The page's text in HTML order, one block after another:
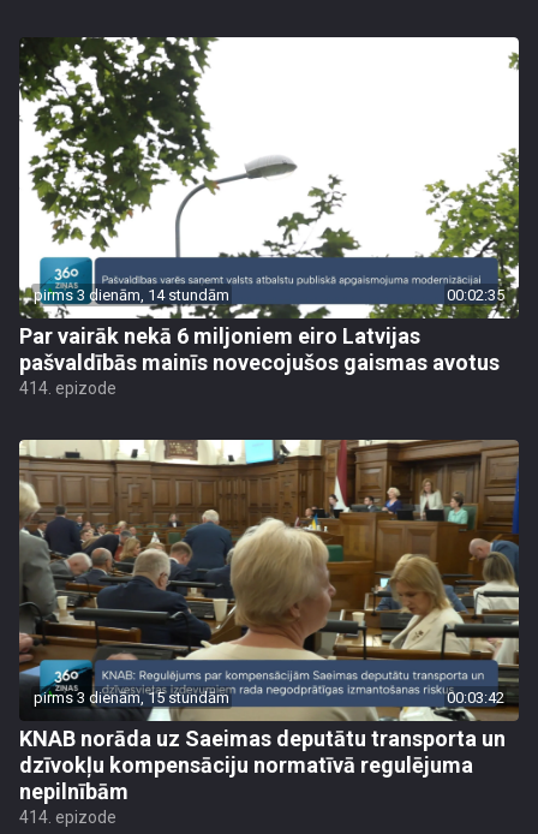
pirms 3 dienām, 14 stundām 00:02:35
Par vairāk nekā 6 miljoniem eiro Latvijas
pašvaldībās mainīs novecojušos gaismas avotus
414. epizode
pirms 3 dienām, 15 stundām 00:03:42
KNAB norāda uz Saeimas deputātu transporta un
dzīvokļu kompensāciju normatīvā regulējuma
nepilnībām
414. epizode